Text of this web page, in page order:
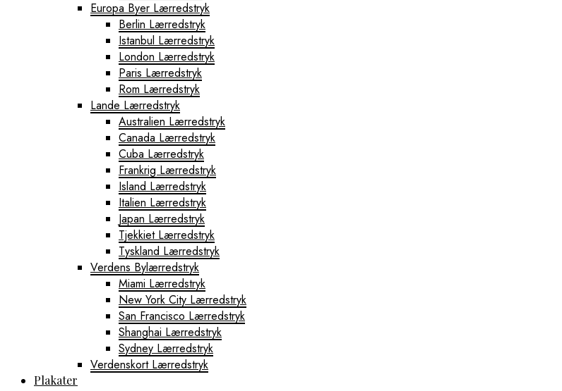
Europa Byer Lærredstryk
Berlin Lærredstryk
Istanbul Lærredstryk
London Lærredstryk
Paris Lærredstryk
Rom Lærredstryk
Lande Lærredstryk
Australien Lærredstryk
Canada Lærredstryk
Cuba Lærredstryk
Frankrig Lærredstryk
Island Lærredstryk
Italien Lærredstryk
Japan Lærredstryk
Tjekkiet Lærredstryk
Tyskland Lærredstryk
Verdens Bylærredstryk
Miami Lærredstryk
New York City Lærredstryk
San Francisco Lærredstryk
Shanghai Lærredstryk
Sydney Lærredstryk
Verdenskort Lærredstryk
Plakater